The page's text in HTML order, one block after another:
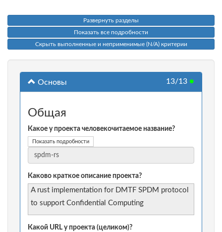
Развернуть разделы
Показать все подробности
Скрыть выполненные и неприменимые (N/A) критерии
Основы 13/13 ●
Общая
Какое у проекта человекочитаемое название?
Показать подробности
Каково краткое описание проекта?
A rust implementation for DMTF SPDM protocol
to support Confidential Computing
Какой URL у проекта (целиком)?